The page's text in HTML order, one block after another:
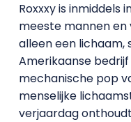
Roxxxy is inmiddels
meeste mannen
alleen een lichaam,
Amerikaanse
mechanische pop
menselijke
verjaardag